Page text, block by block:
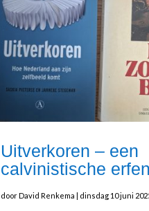
Uitverkoren – een
calvinistische
doorDavid Renkema dinsdag 10 juni